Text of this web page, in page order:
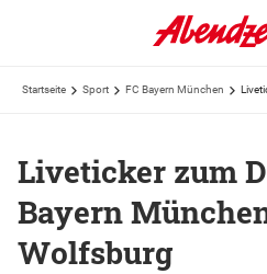
Startseite Sport FC Bayern München
Liveticker zum
Bayern
Wolfsburg